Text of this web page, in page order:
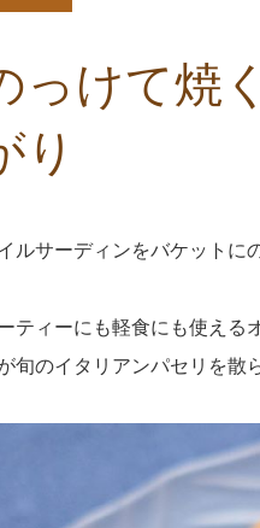
っけて焼
り
ルサーディンをバケットに
ティーにも軽食にも使える
旬のイタリアンパセリを散